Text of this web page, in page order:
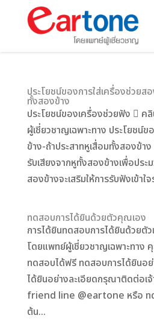
ประโยชน์ของการใส่เครื่องช่วยส
ทั้งสองข้าง
ประโยชน์ของเครื่องช่วยฟัง  ค
ผู้เชี่ยวชาญเฉพาะทาง ประโยชน์
ข้าง-ถ้าประสาทหูเสื่อมทั้งสองข้า
รับเสียงจากหูทั้งสองข้างเพื่อประ
สองข้างจะเสริมให้การรับฟังเข้าใ
ทดสอบการได้ยินด้วยตัวคุณเอง
การได้ยินทดสอบการได้ยินด้วยตั
โดยแพทย์ผู้เชี่ยวชาญเฉพาะทาง
ทดสอบได้ฟรี ทดสอบการได้ยินอ
ได้ยินอย่างละเอียดกรุณาติดต่อเ
friend line @eartone หรือ ท
ต้น...